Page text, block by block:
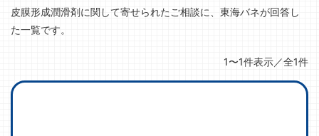
皮膜形成潤滑剤に関して寄せられたご相談に、東海バネが回答し
た一覧です。
1〜1件表示／全1件